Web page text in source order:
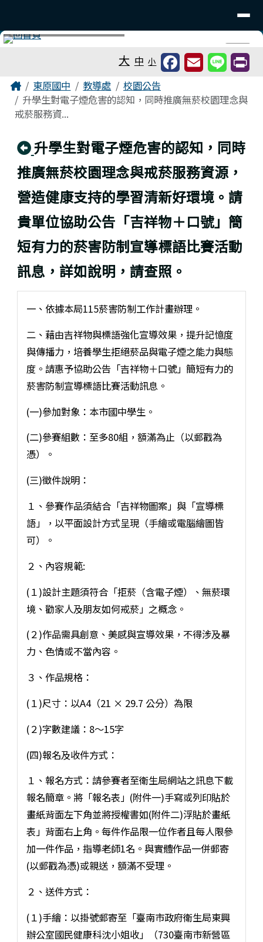
⏸
大 中 小
主內容區域
Home東原國中 教導處
校園公告
升學生對電子煙危害的認知，同時推廣無菸校園理念與
戒菸服務資...
回上頁
升學生對電子煙危害的認知，同時
推廣無菸校園理念與戒菸服務資源，
營造健康支持的學習清新好環境。請
貴單位協助公告「吉祥物＋口號」簡
短有力的菸害防制宣導標語比賽活動
訊息，詳如說明，請查照。
一、依據本局115菸害防制工作計畫辦理。
二、藉由吉祥物與標語強化宣導效果，提升記憶度
與傳播力，培養學生拒絕菸品與電子煙之能力與態
度。請惠予協助公告「吉祥物＋口號」簡短有力的
菸害防制宣導標語比賽活動訊息。
(一)參加對象：本市國中學生。
(二)參賽組數：至多80組，額滿為止（以郵戳為
憑）。
(三)徵件說明：
１、參賽作品須結合「吉祥物圖案」與「宣導標
語」，以平面設計方式呈現（手繪或電腦繪圖皆
可）。
２、內容規範:
(１)設計主題須符合「拒菸（含電子煙）、無菸環
境、勸家人及朋友如何戒菸」之概念。
(２)作品需具創意、美感與宣導效果，不得涉及暴
力、色情或不當內容。
３、作品規格：
(１)尺寸：以A4（21 × 29.7 公分）為限
(２)字數建議：8～15字
(四)報名及收件方式：
１、報名方式：請參賽者至衛生局網站之訊息下載
報名簡章。將「報名表」(附件一)手寫或列印貼於
畫紙背面左下角並將授權書如(附件二)浮貼於畫紙
表」背面右上角。每件作品限一位作者且每人限參
加一件作品，指導老師1名。與實體作品一併郵寄
(以郵戳為憑)或親送，額滿不受理。
２、送件方式：
(１)手繪：以掛號郵寄至「臺南市政府衛生局東興
辦公室國民健康科沈小姐收」（730臺南市新營區
頁尾區域